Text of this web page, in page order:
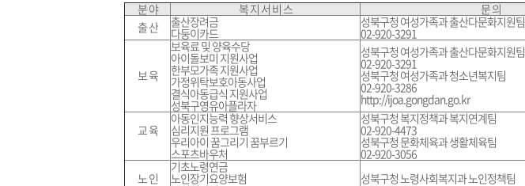
분 야 복 지 서 비 스
문 의
출 산
출산장려금
다둥이카드
성북구청 여성가족과 출산다문화지원팀
02-920-3291
보 육
보육료 및 양육수당
아이돌보미 지원사업
한부모가족 지원사업
가정위탁보호아동사업
결식아동급식 지원사업
성북구영유아플라자
성북구청 여성가족과 출산다문화지원팀
02-920-3291
성북구청 여성가족과 청소년복지팀
02-920-3286
http://ijoa.gongdan.go.kr
교 육
아동인지능력 향상서비스
심리지원 프로그램
우리아이 꿈그리기 꿈부르기
스포츠바우처
성북구청 복지정책과 복지연계팀
02-920-4473
성북구청 문화체육과 생활체육팀
02-920-3056
노 인
기초노령연금
노인장기요양보험 성북구청 노령사회복지과 노인정책팀